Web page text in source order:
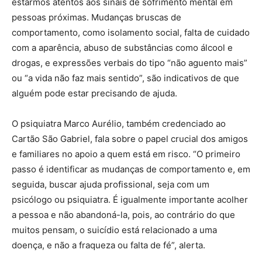
pessoas próximas. Mudanças bruscas de
comportamento, como isolamento social, falta de cuidado
com a aparência, abuso de substâncias como álcool e
drogas, e expressões verbais do tipo “não aguento mais”
ou “a vida não faz mais sentido”, são indicativos de que
alguém pode estar precisando de ajuda.
O psiquiatra Marco Aurélio, também credenciado ao
Cartão São Gabriel, fala sobre o papel crucial dos amigos
e familiares no apoio a quem está em risco. “O primeiro
passo é identificar as mudanças de comportamento e, em
seguida, buscar ajuda profissional, seja com um
psicólogo ou psiquiatra. É igualmente importante acolher
a pessoa e não abandoná-la, pois, ao contrário do que
muitos pensam, o suicídio está relacionado a uma
doença, e não a fraqueza ou falta de fé”, alerta.